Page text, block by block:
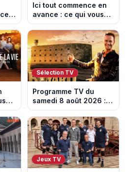
:
Ici tout commence en
avance : ce qui vous
attend la semaine du
10 au 14 août 2026
(spoiler)
Sélection TV
Programme TV du
samedi 8 août 2026 :
notre sélection pour
votre soirée télé
Jeux TV